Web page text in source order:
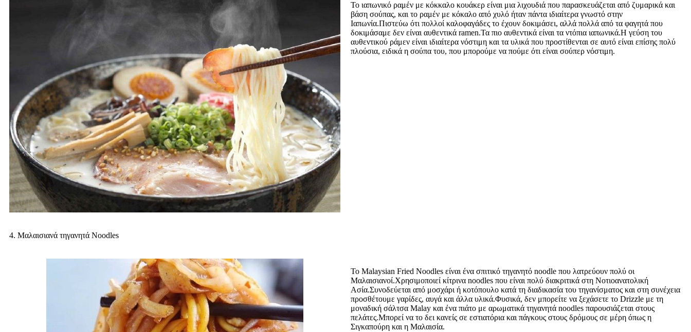
Το ιαπωνικό ραμέν με κόκκαλο κουάκερ είναι μια λιχουδιά που παρασκευάζεται από ζυμαρικά και
βάση σούπας, και το ραμέν με κόκαλο από χυλό ήταν πάντα ιδιαίτερα γνωστό στην
Ιαπωνία.Πιστεύω ότι πολλοί καλοφαγάδες το έχουν δοκιμάσει, αλλά πολλά από τα φαγητά που
δοκιμάσαμε δεν είναι αυθεντικά ramen.Τα πιο αυθεντικά είναι τα ντόπια ιαπωνικά.Η γεύση του
αυθεντικού ράμεν είναι ιδιαίτερα νόστιμη και τα υλικά που προστίθενται σε αυτό είναι επίσης πολύ
πλούσια, ειδικά η σούπα του, που μπορούμε να πούμε ότι είναι σούπερ νόστιμη.
4. Μαλαισιανά τηγανητά Noodles
Το Malaysian Fried Noodles είναι ένα σπιτικό τηγανητό noodle που λατρεύουν πολύ οι
Μαλαισιανοί.Χρησιμοποιεί κίτρινα noodles που είναι πολύ διακριτικά στη Νοτιοανατολική
Ασία.Συνοδεύεται από μοσχάρι ή κοτόπουλο κατά τη διαδικασία του τηγανίσματος και στη συνέχεια
προσθέτουμε γαρίδες, αυγά και άλλα υλικά.Φυσικά, δεν μπορείτε να ξεχάσετε το Drizzle με τη
μοναδική σάλτσα Malay και ένα πιάτο με αρωματικά τηγανητά noodles παρουσιάζεται στους
πελάτες.Μπορεί να το δει κανείς σε εστιατόρια και πάγκους στους δρόμους σε μέρη όπως η
Σιγκαπούρη και η Μαλαισία.